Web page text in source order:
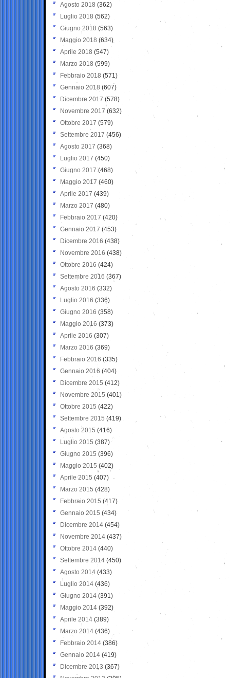
Agosto 2018 (362)
Luglio 2018 (562)
Giugno 2018 (563)
Maggio 2018 (634)
Aprile 2018 (547)
Marzo 2018 (599)
Febbraio 2018 (571)
Gennaio 2018 (607)
Dicembre 2017 (578)
Novembre 2017 (632)
Ottobre 2017 (579)
Settembre 2017 (456)
Agosto 2017 (368)
Luglio 2017 (450)
Giugno 2017 (468)
Maggio 2017 (460)
Aprile 2017 (439)
Marzo 2017 (480)
Febbraio 2017 (420)
Gennaio 2017 (453)
Dicembre 2016 (438)
Novembre 2016 (438)
Ottobre 2016 (424)
Settembre 2016 (367)
Agosto 2016 (332)
Luglio 2016 (336)
Giugno 2016 (358)
Maggio 2016 (373)
Aprile 2016 (307)
Marzo 2016 (369)
Febbraio 2016 (335)
Gennaio 2016 (404)
Dicembre 2015 (412)
Novembre 2015 (401)
Ottobre 2015 (422)
Settembre 2015 (419)
Agosto 2015 (416)
Luglio 2015 (387)
Giugno 2015 (396)
Maggio 2015 (402)
Aprile 2015 (407)
Marzo 2015 (428)
Febbraio 2015 (417)
Gennaio 2015 (434)
Dicembre 2014 (454)
Novembre 2014 (437)
Ottobre 2014 (440)
Settembre 2014 (450)
Agosto 2014 (433)
Luglio 2014 (436)
Giugno 2014 (391)
Maggio 2014 (392)
Aprile 2014 (389)
Marzo 2014 (436)
Febbraio 2014 (386)
Gennaio 2014 (419)
Dicembre 2013 (367)